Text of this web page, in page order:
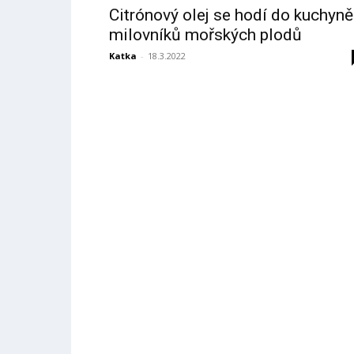
Citrónový olej se hodí do kuchyně
milovníků mořských plodů
Katka - 18.3.2022